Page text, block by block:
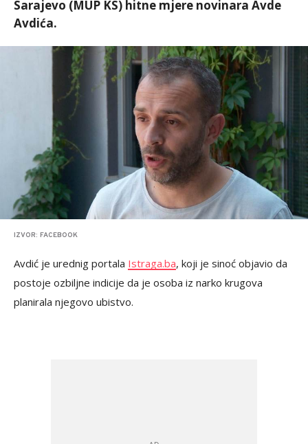
Sarajevo (MUP KS) hitne mjere novinara Avde
Avdića.
IZVOR: FACEBOOK
Avdić je urednig portala Istraga.ba, koji je sinoć objavio da
postoje ozbiljne indicije da je osoba iz narko krugova
planirala njegovo ubistvo.